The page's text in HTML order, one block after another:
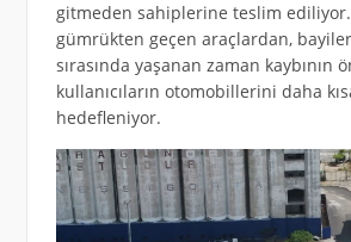
gitmeden sahiplerine teslim ediliyor.
gümrükten geçen araçlardan,
sırasında yaşanan zaman kaybının
kullanıcıların otomobillerini daha
hedefleniyor.